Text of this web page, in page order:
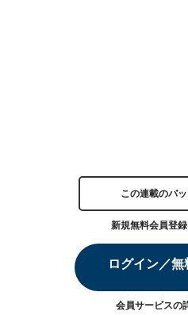
この連載のバ
新規無料会員登
ログイン／
会員サービスの